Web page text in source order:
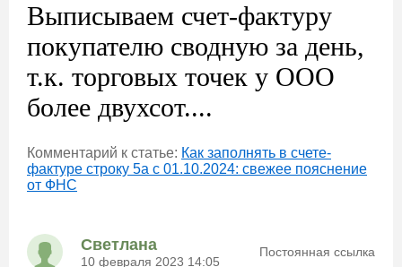
Выписываем счет-фактуру
покупателю сводную за день,
т.к. торговых точек у ООО
более двухсот....
Комментарий к статье: Как заполнять в счете-
фактуре строку 5а с 01.10.2024: свежее пояснение
от ФНС
Светлана
10 февраля 2023 14:05
Постоянная ссылка